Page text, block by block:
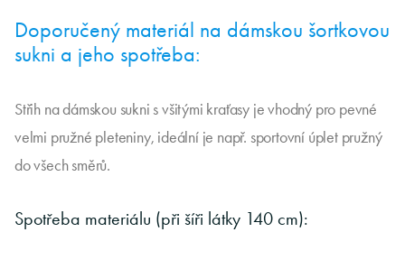
Doporučený materiál na dámskou šortkovou
sukni a jeho spotřeba:
Střih na dámskou sukni s všitými kraťasy je vhodný pro pevné
velmi pružné pleteniny, ideální je např. sportovní úplet pružný
do všech směrů.
Spotřeba materiálu (při šíři látky 140 cm):